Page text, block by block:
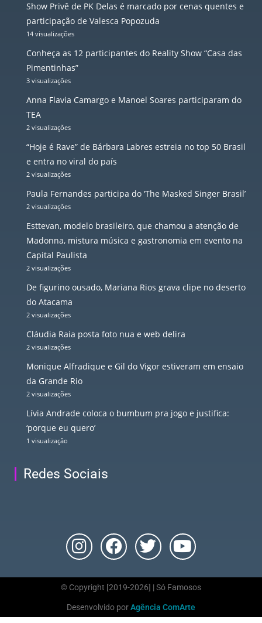
Show Privê de PK Delas é marcado por cenas quentes e
participação de Valesca Popozuda
14 visualizações
Conheça as 12 participantes do Reality Show “Casa das
Pimentinhas”
3 visualizações
Anna Flavia Camargo e Manoel Soares participaram do
TEA
2 visualizações
“Hoje é Rave” de Bárbara Labres estreia no top 50 Brasil
e entra no viral do país
2 visualizações
Paula Fernandes participa do ‘The Masked Singer Brasil’
2 visualizações
Esttevan, modelo brasileiro, que chamou a atenção de
Madonna, mistura música e gastronomia em evento na
Capital Paulista
2 visualizações
De figurino ousado, Mariana Rios grava clipe no deserto
do Atacama
2 visualizações
Cláudia Raia posta foto nua e web delira
2 visualizações
Monique Alfradique e Gil do Vigor estiveram em ensaio
da Grande Rio
2 visualizações
Lívia Andrade coloca o bumbum pra jogo e justifica:
‘porque eu quero’
1 visualização
Redes Sociais
© Copyright [2019-2026] | Só Famosos
Desenvolvido porAgência ComArte